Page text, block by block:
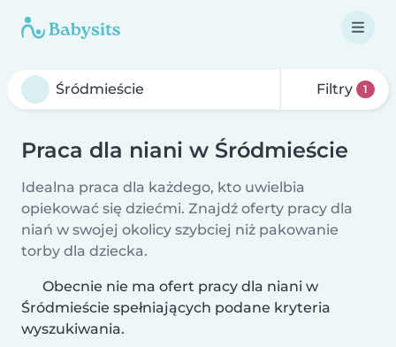
Filtry 1
Praca dla niani w Śródmieście
Idealna praca dla każdego, kto uwielbia
opiekować się dziećmi. Znajdź oferty pracy dla
niań w swojej okolicy szybciej niż pakowanie
torby dla dziecka.
Obecnie nie ma ofert pracy dla niani w
Śródmieście spełniających podane kryteria
wyszukiwania.